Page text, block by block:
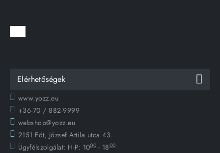
Elérhetőségek
www.yozz.eu
+36-70 / 882-9999
webshop@yozz.eu
2151 Fót, József Attila utca 43.
Ügyfélszolgálat: H-P: 1000 - 1800